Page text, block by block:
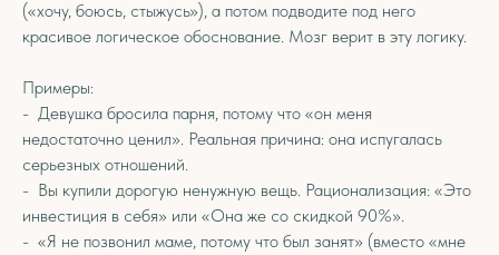
(«хочу, боюсь, стыжусь»), а потом подводите под него
красивое логическое обоснование. Мозг верит в эту логику.
Примеры:
- Девушка бросила парня, потому что «он меня
недостаточно ценил». Реальная причина: она испугалась
серьезных отношений.
- Вы купили дорогую ненужную вещь. Рационализация: «Это
инвестиция в себя» или «Она же со скидкой 90%».
- «Я не позвонил маме, потому что был занят» (вместо «мне